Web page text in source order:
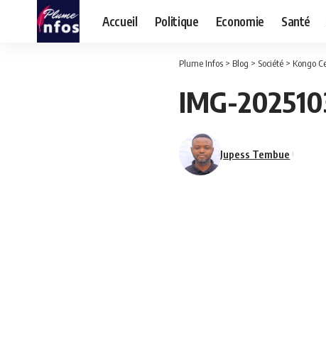
Accueil Politique Economie Santé
Plume Infos > Blog > Société > Kongo
IMG-
Jupess Tembue